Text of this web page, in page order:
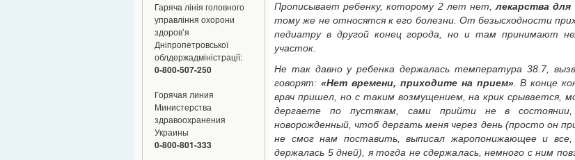
Гаряча лінія головного
управління охорони
здоров’я
Дніпропетровської
облдержадміністрації:
0-800-507-250
Горячая линия
Министерства
здравоохранения
Украины
0-800-801-333
Прописывает ребенку, которому 2 лет нет,лекарства для
тому же не относятся к его болезни. От безысходности
педиатру в другой конец города, но и там принимают
участок.
Не так давно у ребенка держалась температура 38.7,
говорят: «Нет времени, приходите на прием». В конце
врач пришел, но с таким возмущением, на крик срывается,
дергаете по пустякам, сами прийти не в
новорожденный, чтоб дергать меня через день (просто он
не смог нам поставить, выписал жаропонижающее и
держалась 5 дней), я тогда не сдержалась, немного с ним